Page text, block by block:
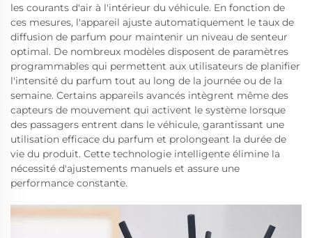
les courants d'air à l'intérieur du véhicule. En fonction de
ces mesures, l'appareil ajuste automatiquement le taux de
diffusion de parfum pour maintenir un niveau de senteur
optimal. De nombreux modèles disposent de paramètres
programmables qui permettent aux utilisateurs de planifier
l'intensité du parfum tout au long de la journée ou de la
semaine. Certains appareils avancés intègrent même des
capteurs de mouvement qui activent le système lorsque
des passagers entrent dans le véhicule, garantissant une
utilisation efficace du parfum et prolongeant la durée de
vie du produit. Cette technologie intelligente élimine la
nécessité d'ajustements manuels et assure une
performance constante.